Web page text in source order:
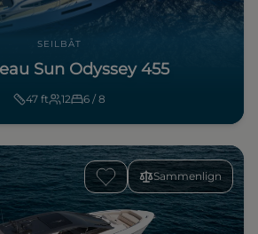
SEILBÅT
Sun Odyssey 455
47 ft 12 6 / 8
Sammenlign